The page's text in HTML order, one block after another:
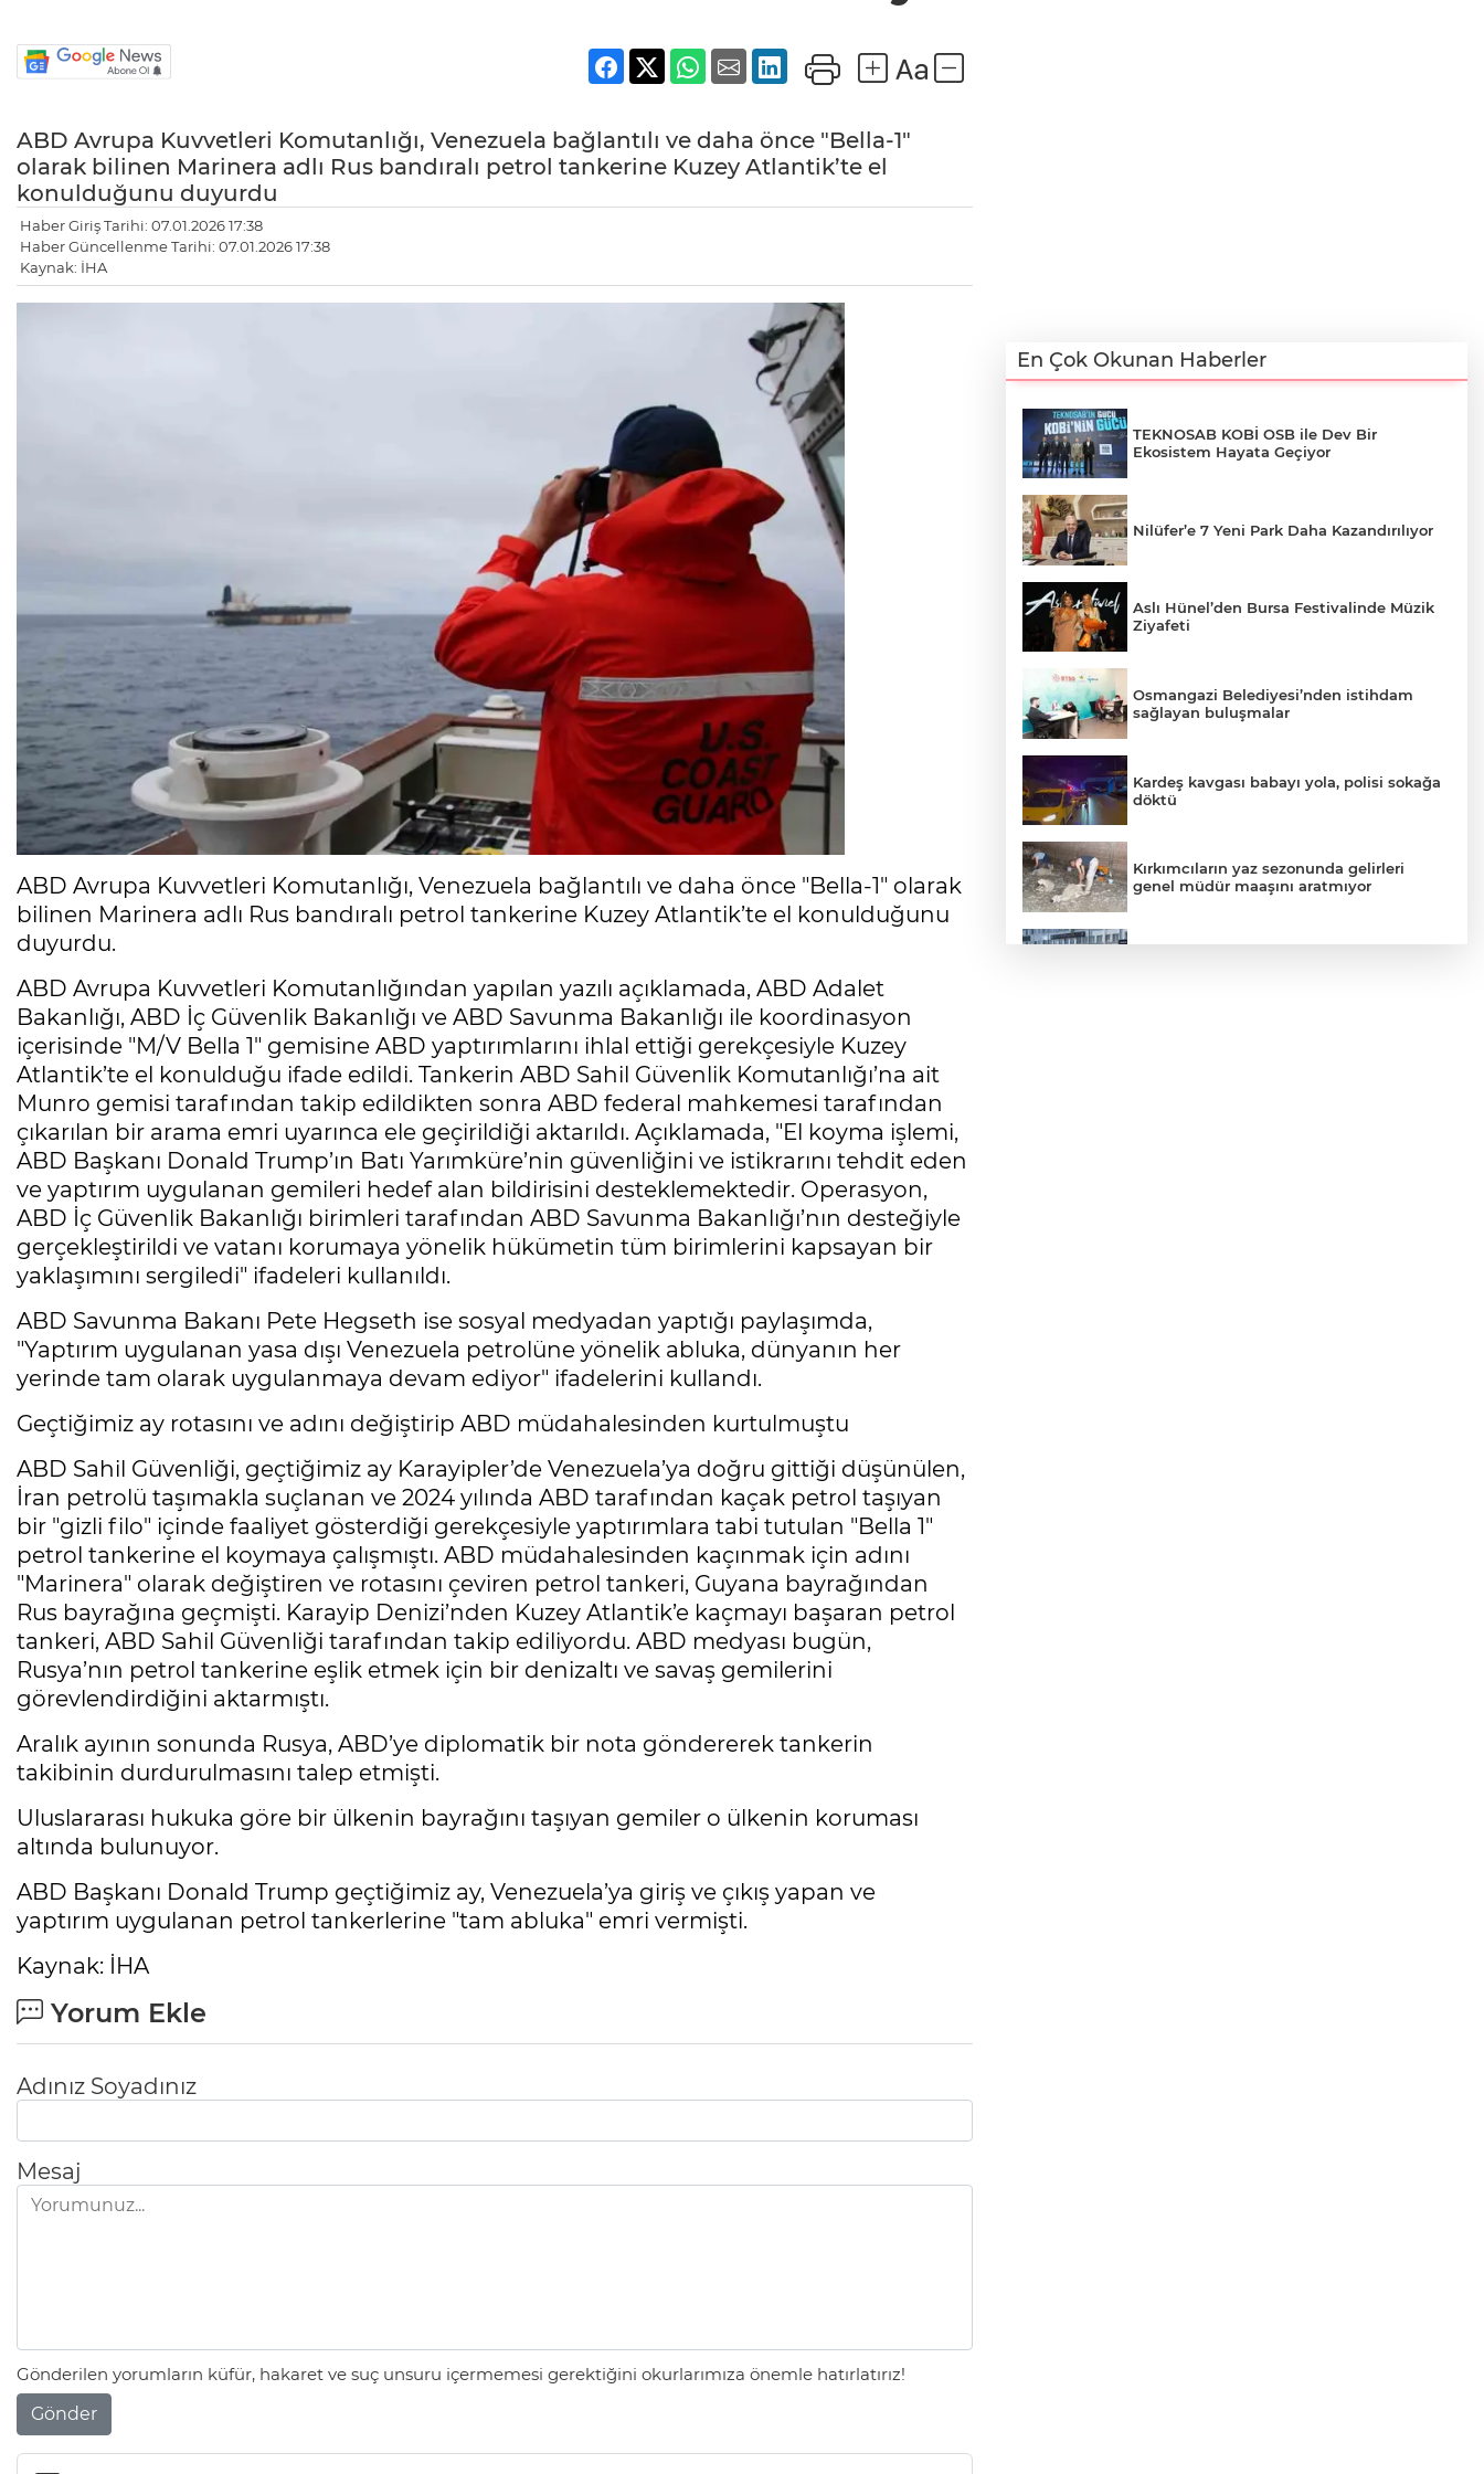
ABD Avrupa Kuvvetleri Komutanlığı, Venezuela bağlantılı ve daha önce "Bella-1"
olarak bilinen Marinera adlı Rus bandıralı petrol tankerine Kuzey Atlantik’te el
konulduğunu duyurdu
Haber Giriş Tarihi: 07.01.2026 17:38
Haber Güncellenme Tarihi: 07.01.2026 17:38
Kaynak: İHA
ABD Avrupa Kuvvetleri Komutanlığı, Venezuela bağlantılı ve daha önce "Bella-1" olarak
bilinen Marinera adlı Rus bandıralı petrol tankerine Kuzey Atlantik’te el konulduğunu
duyurdu.
ABD Avrupa Kuvvetleri Komutanlığından yapılan yazılı açıklamada, ABD Adalet
Bakanlığı, ABD İç Güvenlik Bakanlığı ve ABD Savunma Bakanlığı ile koordinasyon
içerisinde "M/V Bella 1" gemisine ABD yaptırımlarını ihlal ettiği gerekçesiyle Kuzey
Atlantik’te el konulduğu ifade edildi. Tankerin ABD Sahil Güvenlik Komutanlığı’na ait
Munro gemisi tarafından takip edildikten sonra ABD federal mahkemesi tarafından
çıkarılan bir arama emri uyarınca ele geçirildiği aktarıldı. Açıklamada, "El koyma işlemi,
ABD Başkanı Donald Trump’ın Batı Yarımküre’nin güvenliğini ve istikrarını tehdit eden
ve yaptırım uygulanan gemileri hedef alan bildirisini desteklemektedir. Operasyon,
ABD İç Güvenlik Bakanlığı birimleri tarafından ABD Savunma Bakanlığı’nın desteğiyle
gerçekleştirildi ve vatanı korumaya yönelik hükümetin tüm birimlerini kapsayan bir
yaklaşımını sergiledi" ifadeleri kullanıldı.
ABD Savunma Bakanı Pete Hegseth ise sosyal medyadan yaptığı paylaşımda,
"Yaptırım uygulanan yasa dışı Venezuela petrolüne yönelik abluka, dünyanın her
yerinde tam olarak uygulanmaya devam ediyor" ifadelerini kullandı.
Geçtiğimiz ay rotasını ve adını değiştirip ABD müdahalesinden kurtulmuştu
ABD Sahil Güvenliği, geçtiğimiz ay Karayipler’de Venezuela’ya doğru gittiği düşünülen,
İran petrolü taşımakla suçlanan ve 2024 yılında ABD tarafından kaçak petrol taşıyan
bir "gizli filo" içinde faaliyet gösterdiği gerekçesiyle yaptırımlara tabi tutulan "Bella 1"
petrol tankerine el koymaya çalışmıştı. ABD müdahalesinden kaçınmak için adını
"Marinera" olarak değiştiren ve rotasını çeviren petrol tankeri, Guyana bayrağından
Rus bayrağına geçmişti. Karayip Denizi’nden Kuzey Atlantik’e kaçmayı başaran petrol
tankeri, ABD Sahil Güvenliği tarafından takip ediliyordu. ABD medyası bugün,
Rusya’nın petrol tankerine eşlik etmek için bir denizaltı ve savaş gemilerini
görevlendirdiğini aktarmıştı.
Aralık ayının sonunda Rusya, ABD’ye diplomatik bir nota göndererek tankerin
takibinin durdurulmasını talep etmişti.
Uluslararası hukuka göre bir ülkenin bayrağını taşıyan gemiler o ülkenin koruması
altında bulunuyor.
ABD Başkanı Donald Trump geçtiğimiz ay, Venezuela’ya giriş ve çıkış yapan ve
yaptırım uygulanan petrol tankerlerine "tam abluka" emri vermişti.
Kaynak: İHA
Yorum Ekle
Adınız Soyadınız
Mesaj
Gönderilen yorumların küfür, hakaret ve suç unsuru içermemesi gerektiğini okurlarımıza önemle hatırlatırız!
Gönder
En Çok Okunan Haberler
TEKNOSAB KOBİ OSB ile Dev Bir
Ekosistem Hayata Geçiyor
Nilüfer’e 7 Yeni Park Daha Kazandırılıyor
Aslı Hünel’den Bursa Festivalinde Müzik
Ziyafeti
Osmangazi Belediyesi’nden istihdam
sağlayan buluşmalar
Kardeş kavgası babayı yola, polisi sokağa
döktü
Kırkımcıların yaz sezonunda gelirleri
genel müdür maaşını aratmıyor